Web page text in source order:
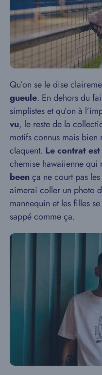
Qu’on se le dise
gueule. En dehors du
simplistes et qu’on à
vu, le reste de la
motifs connus mais bien
claquent. Le contrat
chemise hawaiienne qui
beença ne court pas
aimerai coller un photo
mannequin et les filles
sappé comme ça.